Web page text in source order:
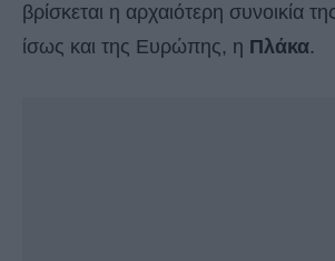
βρίσκεται η αρχαιότερη συνοικία
ίσως και της Ευρώπης, η Πλάκα.